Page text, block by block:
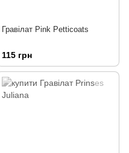
Гравілат Pink Petticoats
115 грн